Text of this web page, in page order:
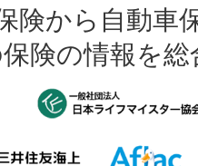
険から自動車
険の情報を